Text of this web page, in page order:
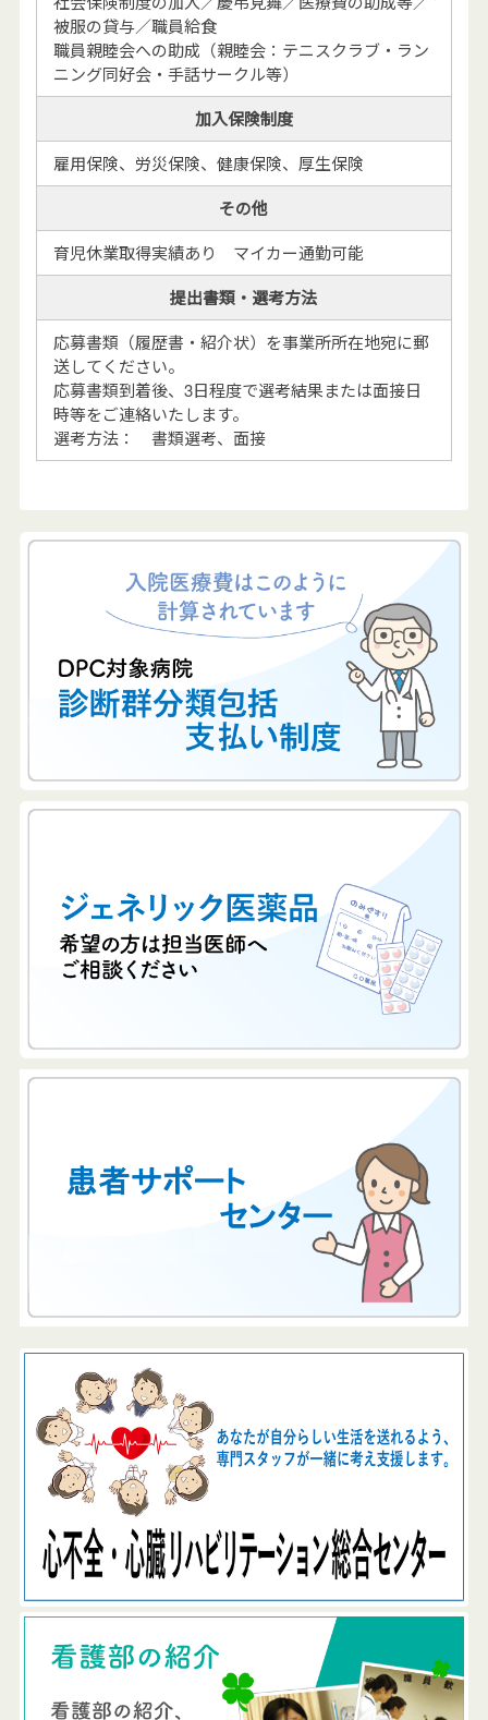
被服の貸与／職員給食
職員親睦会への助成（親睦会：テニスクラブ・ラン
ニング同好会・手話サークル等）
加入保険制度
雇用保険、労災保険、健康保険、厚生保険
その他
育児休業取得実績あり マイカー通勤可能
提出書類・選考方法
応募書類（履歴書・紹介状）を事業所所在地宛に郵
送してください。
応募書類到着後、3日程度で選考結果または面接日
時等をご連絡いたします。
選考方法： 書類選考、面接